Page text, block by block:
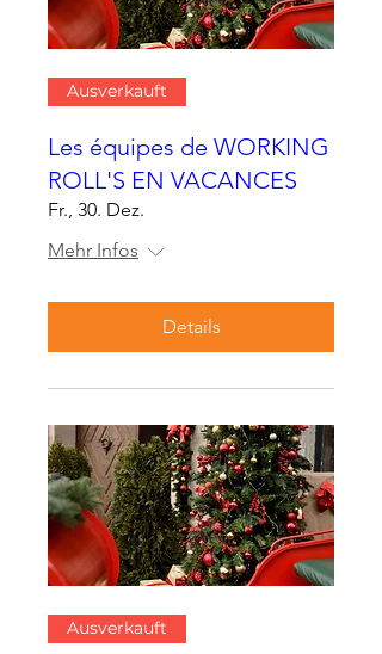
Ausverkauft
Les équipes de WORKING
ROLL'S EN VACANCES
Fr., 30. Dez.
Mehr Infos
Details
Ausverkauft